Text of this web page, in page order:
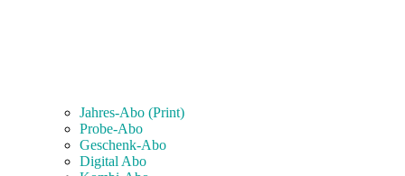
Jahres-Abo (Print)
Probe-Abo
Geschenk-Abo
Digital Abo